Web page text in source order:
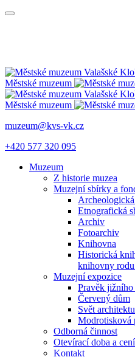
Městské muzeum
Městské muzeum
muzeum@kvs-vk.cz
+420 577 320 095
Muzeum
Z historie muzea
Muzejní sbírky a
Etnografická
Archiv
Fotoarchiv
Knihovna
Historická
knihovny
Muzejní expozice
Pravěk jižního
Červený dům
Svět
Modrotisková
Odborná činnost
Otevírací doba a
Kontakt